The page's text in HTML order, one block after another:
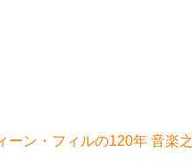
ーン・フィルの120年 音楽